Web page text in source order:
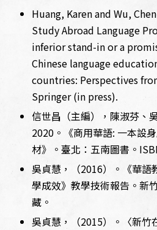
Huang, Karen and Wu,
Study Abroad Language
inferior stand-in or a
Chinese language
countries: Perspectives
Springer (in press).
信世昌（主編），陳淑芬、
2020。《商用華語: 一本設
材》。臺北：五南圖書。
吳貞慧，（2016）。《華語
學成效》教學技術報告。新
藏。
吳貞慧，（2015）。〈新竹